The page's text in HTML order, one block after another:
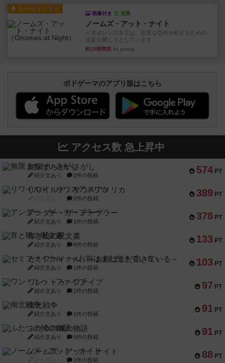
ルール/インスト
画像付き 充実
ノームズ・アット・ナイト
ベネボレンス女王は、忠実な臣民を称えるための
祝宴を開こうとしています。...
約15時間前 by jurong
ボドゲーマのアプリ版はこちら
アクセス数 急上昇中
574 PT
無限まちがいさがし
紹介文あり 2件の投稿
389 PT
リワイルド：サウスアメリカ
2件の投稿
378 PT
アンダー・ザ・テーブラー
紹介文あり 1件の投稿
133 PT
宵と暁の呪文書
紹介文あり 8件の投稿
103 PT
セミファイナル ～お前はまだ生きている～
紹介文あり 1件の投稿
97 PT
ワン・トゥ・ファイブ
紹介文あり 1件の投稿
91 PT
南北戦争
紹介文あり 1件の投稿
91 PT
ふたつの城の物語
紹介文あり 6件の投稿
88 PT
ノームズ・アット・ナイト
1件の投稿